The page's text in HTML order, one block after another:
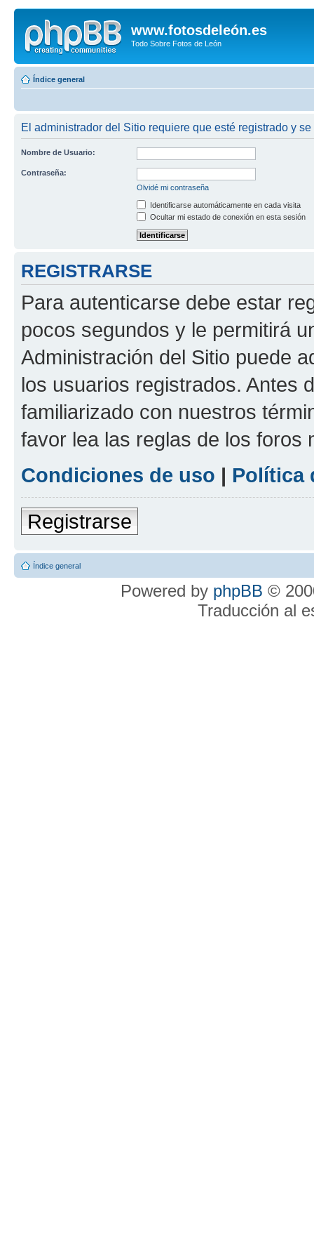
www.fotosdeleón.es
Todo Sobre Fotos de León
Índice general
El administrador del Sitio requiere que esté registrado y
Nombre de Usuario:
Contraseña:
Olvidé mi contraseña
Identificarse automáticamente en cada visita
Ocultar mi estado de conexión en esta sesión
REGISTRARSE
Para autenticarse debe estar
pocos segundos y le permitirá
Administración del Sitio puede
los usuarios registrados. Antes
familiarizado con nuestros
favor lea las reglas de los foros
Condiciones de uso | Política
Registrarse
Índice general
Powered by phpBB ©
Traducción al